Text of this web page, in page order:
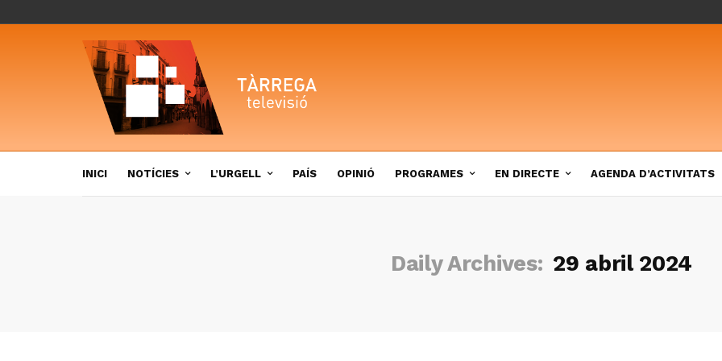
INICI NOTÍCIES L’URGELL PAÍS OPINIÓ PROGRAMES EN DIRECTE AGENDA D’ACTIVITATS
Daily Archives: 29 abril 2024